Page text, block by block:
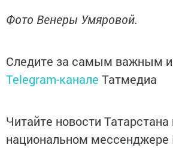
Фото Венеры Умяровой.
Следите за самым важным
Telegram-канале Татмедиа
Читайте новости Татарстана
национальном мессенджере